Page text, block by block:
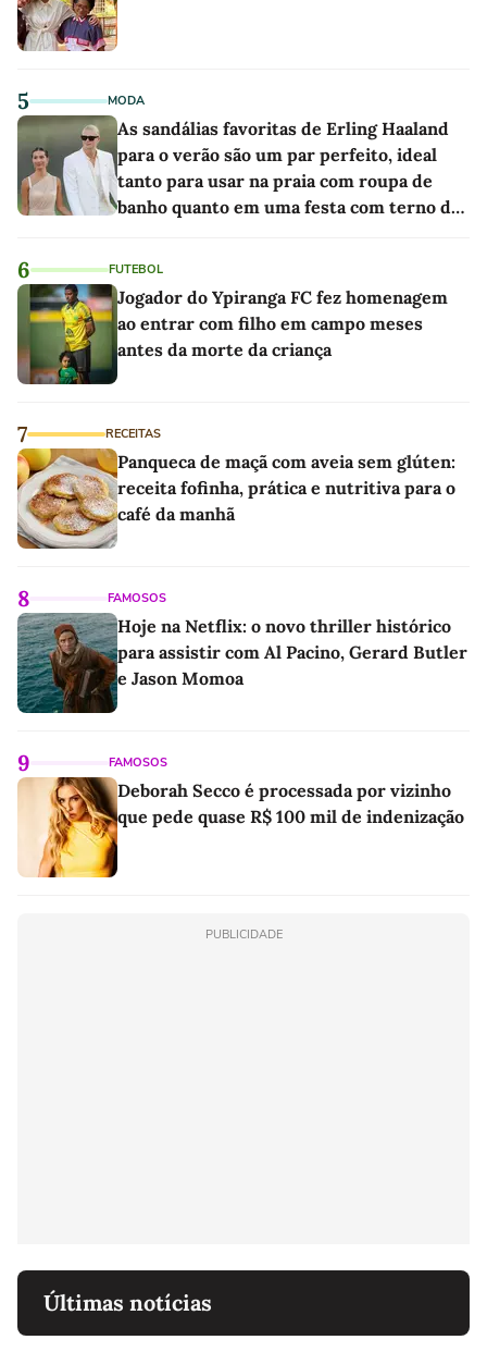
5 MODA
As sandálias favoritas de Erling Haaland
para o verão são um par perfeito, ideal
tanto para usar na praia com roupa de
banho quanto em uma festa com terno de
6 FUTEBOL
Jogador do Ypiranga FC fez homenagem
ao entrar com filho em campo meses
antes da morte da criança
7 RECEITAS
Panqueca de maçã com aveia sem glúten:
receita fofinha, prática e nutritiva para o
café da manhã
8 FAMOSOS
Hoje na Netflix: o novo thriller histórico
para assistir com Al Pacino, Gerard Butler
e Jason Momoa
9 FAMOSOS
Deborah Secco é processada por vizinho
que pede quase R$ 100 mil de indenização
PUBLICIDADE
Últimas notícias